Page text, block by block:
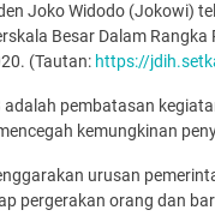
Joko Widodo (Jokowi)
Besar Dalam
(Tautan: https://
adalah pembatasan
kemungkinan
urusan
pergerakan orang dan